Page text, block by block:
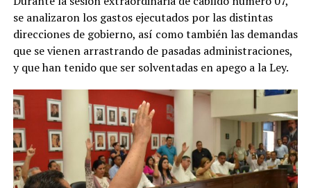
se analizaron los gastos ejecutados por las distintas
direcciones de gobierno, así como también las demandas
que se vienen arrastrando de pasadas administraciones,
y que han tenido que ser solventadas en apego a la Ley.